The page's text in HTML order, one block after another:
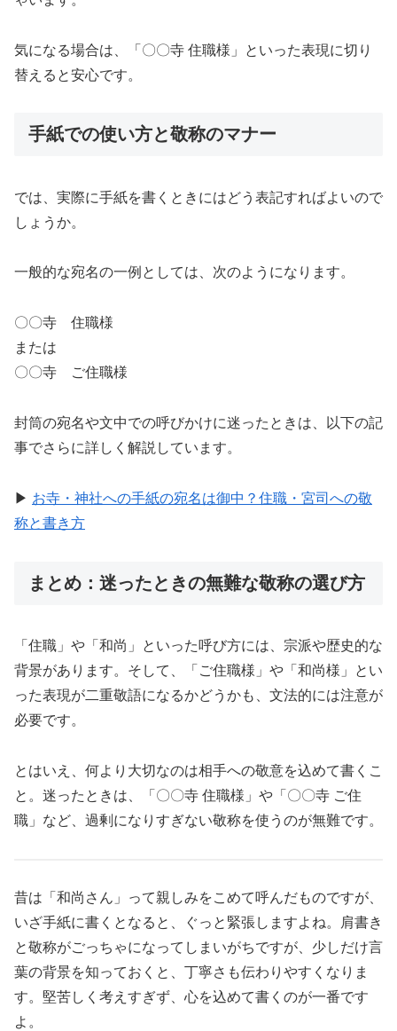
気になる場合は、「〇〇寺 住職様」といった表現に切り
替えると安心です。
手紙での使い方と敬称のマナー
では、実際に手紙を書くときにはどう表記すればよいので
しょうか。
一般的な宛名の一例としては、次のようになります。
〇〇寺 住職様
または
〇〇寺 ご住職様
封筒の宛名や文中での呼びかけに迷ったときは、以下の記
事でさらに詳しく解説しています。
▶ お寺・神社への手紙の宛名は御中？住職・宮司への敬
称と書き方
まとめ：迷ったときの無難な敬称の選び方
「住職」や「和尚」といった呼び方には、宗派や歴史的な
背景があります。そして、「ご住職様」や「和尚様」とい
った表現が二重敬語になるかどうかも、文法的には注意が
必要です。
とはいえ、何より大切なのは相手への敬意を込めて書くこ
と。迷ったときは、「〇〇寺 住職様」や「〇〇寺 ご住
職」など、過剰になりすぎない敬称を使うのが無難です。
昔は「和尚さん」って親しみをこめて呼んだものですが、
いざ手紙に書くとなると、ぐっと緊張しますよね。肩書き
と敬称がごっちゃになってしまいがちですが、少しだけ言
葉の背景を知っておくと、丁寧さも伝わりやすくなりま
す。堅苦しく考えすぎず、心を込めて書くのが一番です
よ。